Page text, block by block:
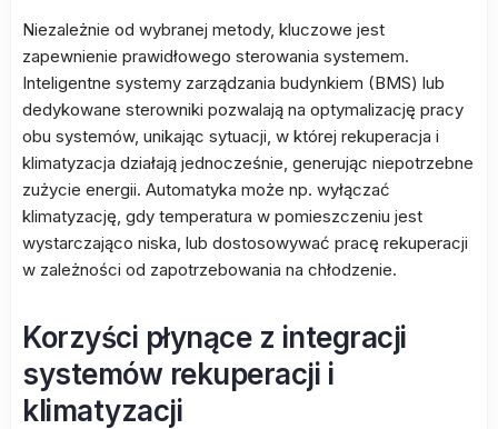
Niezależnie od wybranej metody, kluczowe jest
zapewnienie prawidłowego sterowania systemem.
Inteligentne systemy zarządzania budynkiem (BMS) lub
dedykowane sterowniki pozwalają na optymalizację pracy
obu systemów, unikając sytuacji, w której rekuperacja i
klimatyzacja działają jednocześnie, generując niepotrzebne
zużycie energii. Automatyka może np. wyłączać
klimatyzację, gdy temperatura w pomieszczeniu jest
wystarczająco niska, lub dostosowywać pracę rekuperacji
w zależności od zapotrzebowania na chłodzenie.
Korzyści płynące z integracji
systemów rekuperacji i
klimatyzacji